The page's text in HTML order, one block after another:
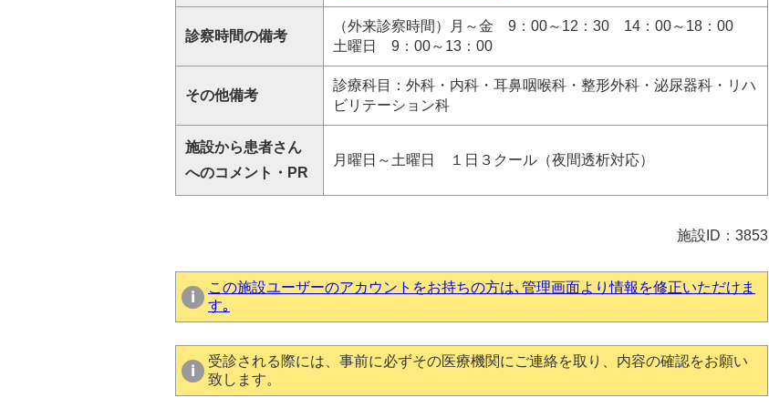
診察時間の備考
（外来診察時間）月～金 9：00～12：30 14：00～18：00
土曜日 9：00～13：00
その他備考
診療科目：外科・内科・耳鼻咽喉科・整形外科・泌尿器科・リハ
ビリテーション科
施設から患者さん
へのコメント・PR
月曜日～土曜日 １日３クール（夜間透析対応）
施設ID：3853
この施設ユーザーのアカウントをお持ちの方は､管理画面より情報を修正いただけま
す｡
受診される際には、事前に必ずその医療機関にご連絡を取り、内容の確認をお願い
致します。